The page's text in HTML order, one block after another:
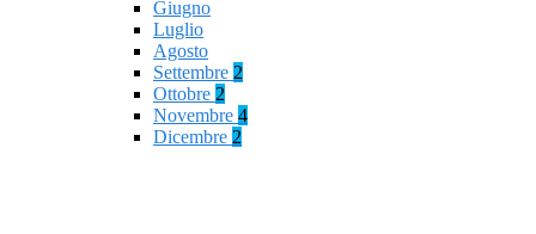
Giugno
Luglio
Agosto
Settembre 2
Ottobre 2
Novembre 4
Dicembre 2